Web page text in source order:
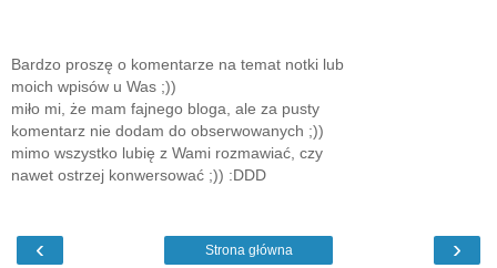
Bardzo proszę o komentarze na temat notki lub
moich wpisów u Was ;))
miło mi, że mam fajnego bloga, ale za pusty
komentarz nie dodam do obserwowanych ;))
mimo wszystko lubię z Wami rozmawiać, czy
nawet ostrzej konwersować ;)) :DDD
‹ ›
Strona główna